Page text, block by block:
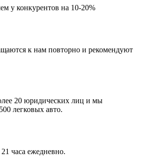
у конкурентов на 10-20%
к нам повторно и рекомендуют
20 юридических лиц и мы
легковых авто.
часа ежедневно.